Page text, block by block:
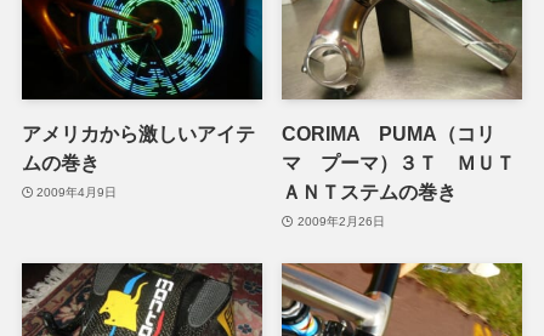
アメリカから激しいアイテ
ムの巻き
2009年4月9日
CORIMA PUMA（コリ
マ プーマ）３Ｔ ＭＵＴ
ＡＮＴステムの巻き
2009年2月26日